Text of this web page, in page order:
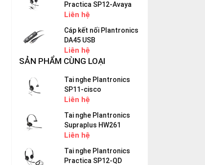
Practica SP12-Avaya
Liên hệ
Cáp kết nối Plantronics
DA45 USB
Liên hệ
SẢN PHẨM CÙNG LOẠI
Tai nghe Plantronics
SP11-cisco
Liên hệ
Tai nghe Plantronics
Supraplus HW261
Liên hệ
Tai nghe Plantronics
Practica SP12-QD